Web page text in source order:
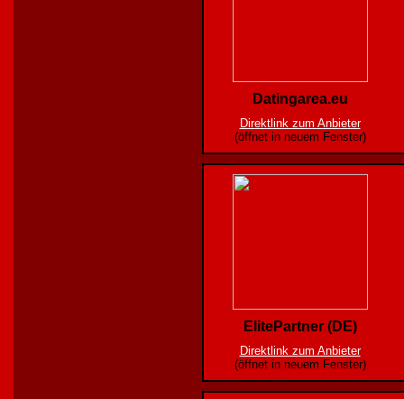
Datingarea.eu
Direktlink zum Anbieter
(öffnet in neuem Fenster)
ElitePartner (DE)
Direktlink zum Anbieter
(öffnet in neuem Fenster)